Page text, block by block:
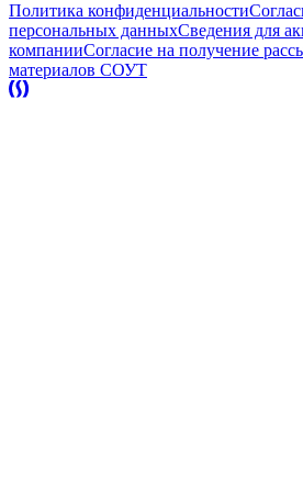
Политика конфиденциальности
персональных данныхСведения для
компанииСогласие на получение
материалов СОУТ